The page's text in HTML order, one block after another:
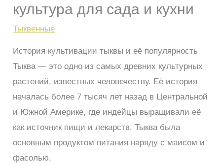
культура для сада и кухни
Тыквенные
История культивации тыквы и её популярность
Тыква — это одно из самых древних культурных
растений, известных человечеству. Её история
началась более 7 тысяч лет назад в Центральной
и Южной Америке, где индейцы выращивали её
как источник пищи и лекарств. Тыква была
основным продуктом питания наряду с маисом и
фасолью.